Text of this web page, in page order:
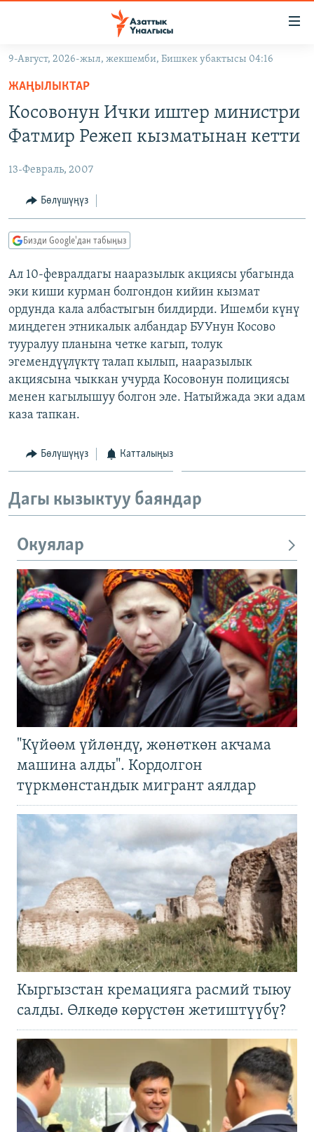
Навигацияга
өтүңүз
Издөөгө
салыңызКЫРГЫЗСТАН
ЭКОНОМИКА
МАДАНИЯТ
ДҮЙНӨ
БОРБОР АЗИЯ
АТАЙЫН ИЛИКТӨӨ
ТВ ПРОГРАММАЛАР
ЭКСПЕРТТЕР ТАЛДАЙТ
БИЗ ЖАНА ДҮЙНӨ
ЭЖЕ-СИҢДИЛЕР
АЗАТТЫК+
ЫҢГАЙСЫЗ СУРООЛОР
ӨЗГӨЧӨ ПИКИР
Русский
ОНЛАЙН ШЕРИНЕ
ЭЕ/АРнун бардык сайттары
9-Август, 2026-жыл, жекшемби, Бишкек убактысы 04:16
ЖАҢЫЛЫКТАР
Косовонун Ички иштер министри
Фатмир Режеп кызматынан кетти
13-Февраль, 2007
Бөлүшүңүз
Бизди Google'дан табыңыз
Ал 10-февралдагы нааразылык акциясы убагында
эки киши курман болгондон кийин кызмат
ордунда кала албастыгын билдирди. Ишемби күнү
миңдеген этникалык албандар БУУнун Косово
тууралуу планына четке кагып, толук
эгемендүүлүктү талап кылып, нааразылык
акциясына чыккан учурда Косовонун полициясы
менен кагылышуу болгон эле. Натыйжада эки адам
каза тапкан.
Бөлүшүңүз Катталыңыз
Дагы кызыктуу баяндар
Окуялар
"Күйөөм үйлөндү, жөнөткөн акчама
машина алды". Кордолгон
түркмөнстандык мигрант аялдар
Кыргызстан кремацияга расмий тыюу
салды. Өлкөдө көрүстөн жетиштүүбү?